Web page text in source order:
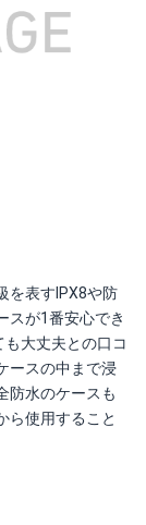
を表すIPX8や防
スが1番安心でき
大丈夫との口コ
ースの中まで浸
防水のケースも
ら使用すること